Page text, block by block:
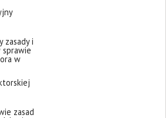
zasady i
w
zasad